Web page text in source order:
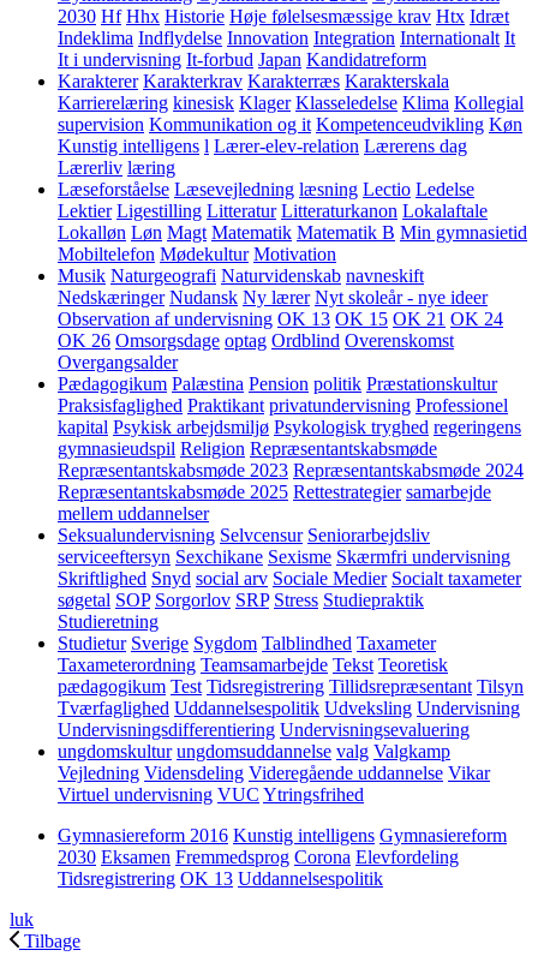
2030 Hf Hhx Historie Høje følelsesmæssige krav Htx Idræt
Indeklima Indflydelse Innovation Integration Internationalt It
It i undervisning It-forbud Japan Kandidatreform
Karakterer Karakterkrav Karakterræs Karakterskala
Karrierelæring kinesisk Klager Klasseledelse Klima Kollegial
supervision Kommunikation og it Kompetenceudvikling Køn
Kunstig intelligens l Lærer-elev-relation Lærerens dag
Lærerliv læring
Læseforståelse Læsevejledning læsning Lectio Ledelse
Lektier Ligestilling Litteratur Litteraturkanon Lokalaftale
Lokalløn Løn Magt Matematik Matematik B Min gymnasietid
Mobiltelefon Mødekultur Motivation
Musik Naturgeografi Naturvidenskab navneskift
Nedskæringer Nudansk Ny lærer Nyt skoleår - nye ideer
Observation af undervisning OK 13 OK 15 OK 21 OK 24
OK 26 Omsorgsdage optag Ordblind Overenskomst
Overgangsalder
Pædagogikum Palæstina Pension politik Præstationskultur
Praksisfaglighed Praktikant privatundervisning Professionel
kapital Psykisk arbejdsmiljø Psykologisk tryghed regeringens
gymnasieudspil Religion Repræsentantskabsmøde
Repræsentantskabsmøde 2023 Repræsentantskabsmøde 2024
Repræsentantskabsmøde 2025 Rettestrategier samarbejde
mellem uddannelser
Seksualundervisning Selvcensur Seniorarbejdsliv
serviceeftersyn Sexchikane Sexisme Skærmfri undervisning
Skriftlighed Snyd social arv Sociale Medier Socialt taxameter
søgetal SOP Sorgorlov SRP Stress Studiepraktik
Studieretning
Studietur Sverige Sygdom Talblindhed Taxameter
Taxameterordning Teamsamarbejde Tekst Teoretisk
pædagogikum Test Tidsregistrering Tillidsrepræsentant Tilsyn
Tværfaglighed Uddannelsespolitik Udveksling Undervisning
Undervisningsdifferentiering Undervisningsevaluering
ungdomskultur ungdomsuddannelse valg Valgkamp
Vejledning Vidensdeling Videregående uddannelse Vikar
Virtuel undervisning VUC Ytringsfrihed
Gymnasiereform 2016 Kunstig intelligens Gymnasiereform
2030 Eksamen Fremmedsprog Corona Elevfordeling
Tidsregistrering OK 13 Uddannelsespolitik
luk
Tilbage